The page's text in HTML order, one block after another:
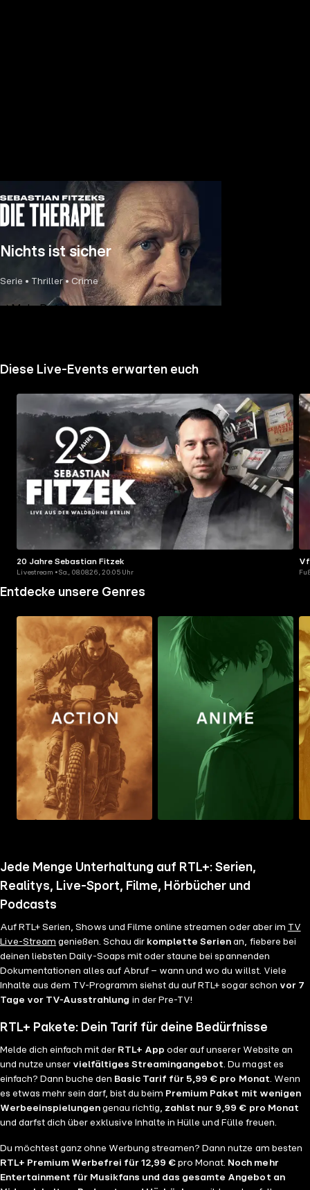
Nichts ist sicher
Serie • Thriller • Crime
Mehr Details
Diese Live-Events erwarten euch
20 Jahre Sebastian Fitzek
Livestream • Sa., 08.08.26, 20:05 Uhr
Entdecke unsere Genres
Jede Menge Unterhaltung auf RTL+: Serien,
Realitys, Live-Sport, Filme, Hörbücher und
Podcasts
Auf RTL+ Serien, Shows und Filme online streamen oder aber im TV
Live-Stream genießen. Schau dir komplette Serien an, fiebere bei
deinen liebsten Daily-Soaps mit oder staune bei spannenden
Dokumentationen alles auf Abruf – wann und wo du willst. Viele
Inhalte aus dem TV-Programm siehst du auf RTL+ sogar schon vor 7
Tage vor TV-Ausstrahlung in der Pre-TV!
RTL+ Pakete: Dein Tarif für deine Bedürfnisse
Melde dich einfach mit der RTL+ App oder auf unserer Website an
und nutze unser vielfältiges Streamingangebot. Du magst es
einfach? Dann buche den Basic Tarif für 5,99 € pro Monat. Wenn
es etwas mehr sein darf, bist du beim Premium Paket mit wenigen
Werbeeinspielungen genau richtig, zahlst nur 9,99 € pro Monat
und darfst dich über exklusive Inhalte in Hülle und Fülle freuen.
Du möchtest ganz ohne Werbung streamen? Dann nutze am besten
RTL+ Premium Werbefrei für 12,99 € pro Monat. Noch mehr
Entertainment für Musikfans und das gesamte Angebot an